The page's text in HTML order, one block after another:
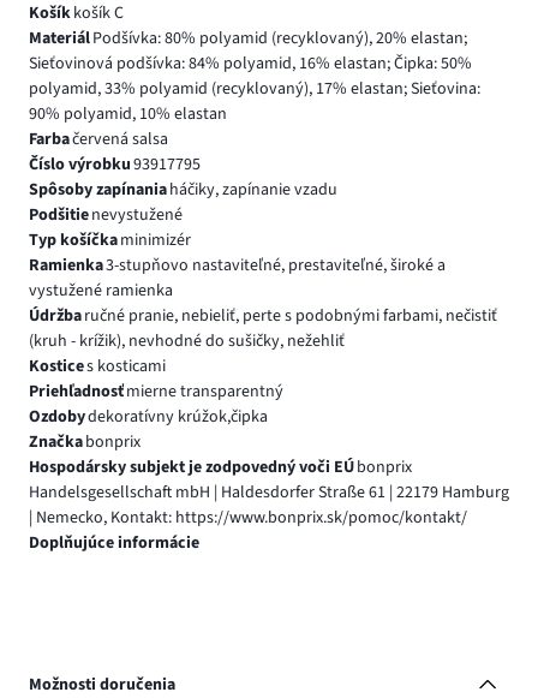
Košíkkošík C
MateriálPodšívka: 80% polyamid (recyklovaný), 20% elastan;
Sieťovinová podšívka: 84% polyamid, 16% elastan; Čipka: 50%
polyamid, 33% polyamid (recyklovaný), 17% elastan; Sieťovina:
90% polyamid, 10% elastan
Farbačervená salsa
Číslo výrobku93917795
Spôsoby zapínaniaháčiky, zapínanie vzadu
Podšitienevystužené
Typ košíčkaminimizér
Ramienka3-stupňovo nastaviteľné, prestaviteľné, široké a
vystužené ramienka
Údržbaručné pranie, nebieliť, perte s podobnými farbami, nečistiť
(kruh - krížik), nevhodné do sušičky, nežehliť
Kostices kosticami
Priehľadnosťmierne transparentný
Ozdobydekoratívny krúžok,čipka
Značkabonprix
Hospodársky subjekt je zodpovedný voči EÚbonprix
Handelsgesellschaft mbH | Haldesdorfer Straße 61 | 22179 Hamburg
| Nemecko, Kontakt: https://www.bonprix.sk/pomoc/kontakt/
Doplňujúce informácie
Možnosti doručenia